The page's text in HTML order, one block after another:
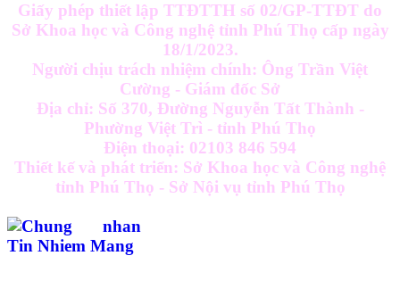
Giấy phép thiết lập TTĐTTH số 02/GP-TTĐT do
Sở Khoa học và Công nghệ tỉnh Phú Thọ cấp ngày
18/1/2023.
Người chịu trách nhiệm chính: Ông Trần Việt
Cường - Giám đốc Sở
Địa chỉ: Số 370, Đường Nguyễn Tất Thành -
Phường Việt Trì - tỉnh Phú Thọ
Điện thoại: 02103 846 594
Thiết kế và phát triển: Sở Khoa học và Công nghệ
tỉnh Phú Thọ - Sở Nội vụ tỉnh Phú Thọ